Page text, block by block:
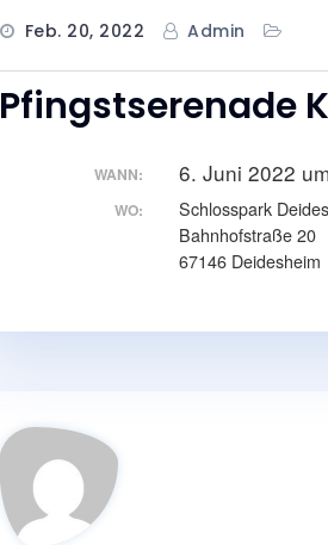
Feb. 20, 2022 Admin
Pfingstserenade
WANN: 6. Juni 2022
WO:
Schlosspark
Bahnhofstraße 20
67146 Deidesheim